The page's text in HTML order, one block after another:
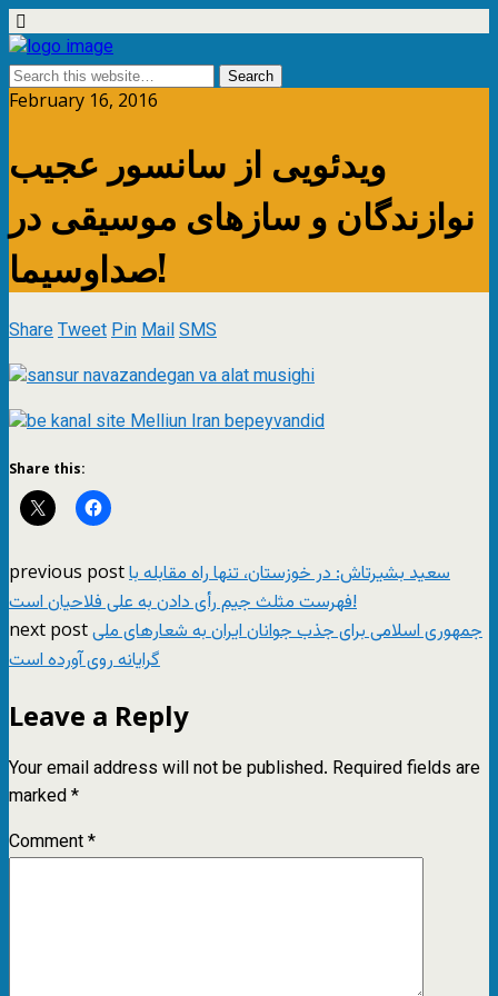
February 16, 2016
ویدئویی از سانسور عجیب
نوازندگان و سازهای موسیقی در
صداوسیما!
ShareTweetPinMailSMS
Share this:
previous postسعید بشیرتاش: در خوزستان، تنها راه مقابله با
فهرست مثلث جیم رأى دادن به على فلاحیان است!
next postجمهوری اسلامی برای جذب جوانان ایران به شعارهای ملی
گرایانه روی آورده است
Leave a Reply
Your email address will not be published. Required fields are
marked*
Comment*